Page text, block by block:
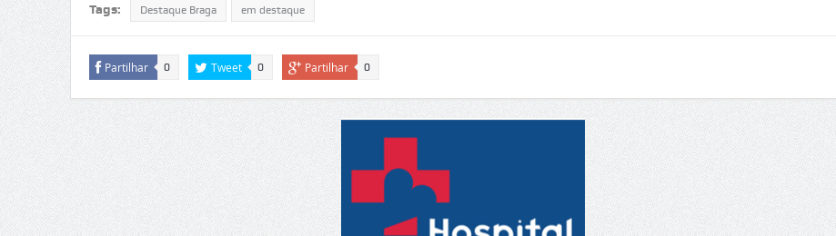
Tags: Destaque Braga em destaque
Partilhar 0 Tweet 0 Partilhar 0